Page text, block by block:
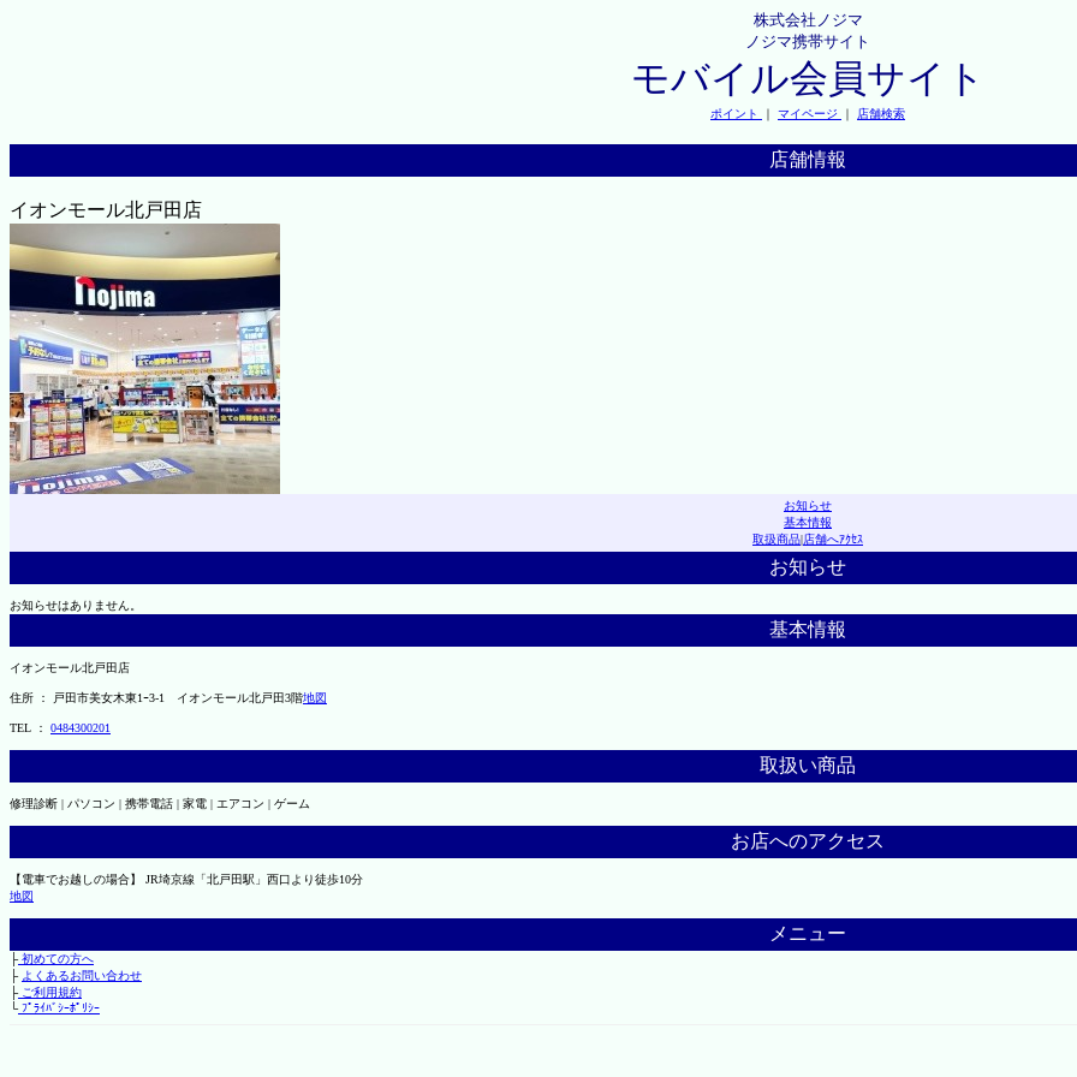
株式会社ノジマ
ノジマ携帯サイト
モバイル会員サイト
ポイント ｜ マイページ ｜ 店舗検索
店舗情報
イオンモール北戸田店
お知らせ
基本情報
取扱商品|店舗へｱｸｾｽ
お知らせ
お知らせはありません。
基本情報
イオンモール北戸田店
住所 ： 戸田市美女木東1ｰ3‐1 イオンモール北戸田3階地図
TEL ： 0484300201
取扱い商品
修理診断 | パソコン | 携帯電話 | 家電 | エアコン | ゲーム
お店へのアクセス
【電車でお越しの場合】 JR埼京線「北戸田駅」西口より徒歩10分
地図
メニュー
├初めての方へ
├ よくあるお問い合わせ
├ご利用規約
└ﾌﾟﾗｲﾊﾞｼｰﾎﾟﾘｼｰ